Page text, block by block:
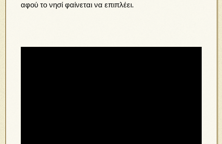
αφού το νησί φαίνεται να επιπλέει.